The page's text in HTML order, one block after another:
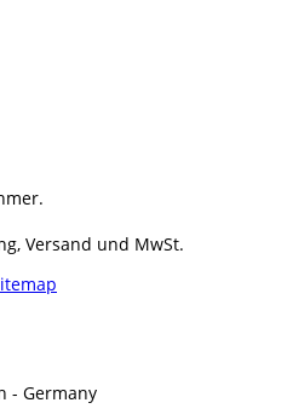
Versand und MwSt.
- Germany